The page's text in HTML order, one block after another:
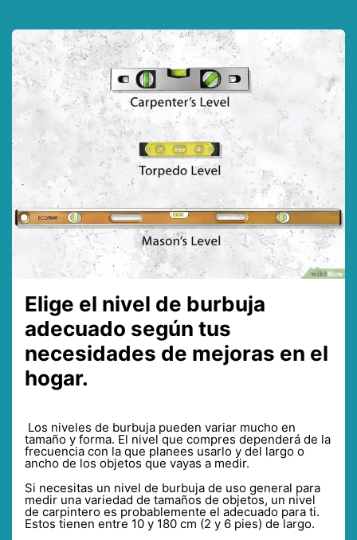
Elige el nivel de burbuja
adecuado según tus
necesidades de mejoras en el
hogar.
Los niveles de burbuja pueden variar mucho en
tamaño y forma. El nivel que compres dependerá de la
frecuencia con la que planees usarlo y del largo o
ancho de los objetos que vayas a medir.
Si necesitas un nivel de burbuja de uso general para
medir una variedad de tamaños de objetos, un nivel
de carpintero es probablemente el adecuado para ti.
Estos tienen entre 10 y 180 cm (2 y 6 pies) de largo.